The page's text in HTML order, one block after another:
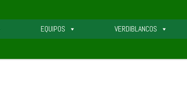
EQUIPOS VERDIBLANCOS